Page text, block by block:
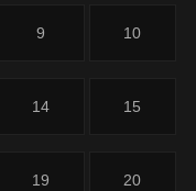
9 10
14 15
19 20